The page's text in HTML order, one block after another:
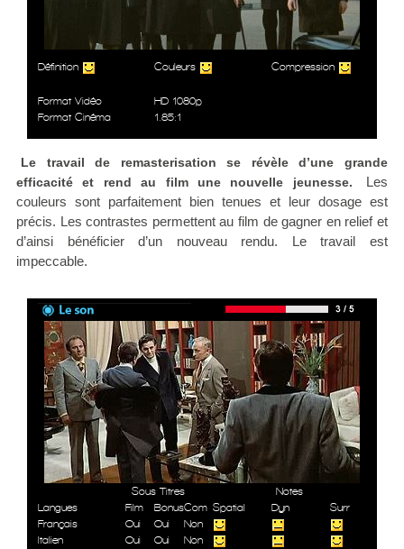
Définition Couleurs Compression
Format Vidéo
HD 1080p
Format Cinéma
1.85:1
Le travail de remasterisation se révèle d’une grande
efficacité et rend au film une nouvelle jeunesse.
Les
couleurs sont parfaitement bien tenues et leur dosage est
précis. Les contrastes permettent au film de gagner en relief et
d’ainsi bénéficier d’un nouveau rendu. Le travail est
impeccable.
Sous Titres
Notes
Langues
Film BonusCom Spatial Dyn
Surr
Français
Oui Oui
Non
Italien
Oui Oui Non